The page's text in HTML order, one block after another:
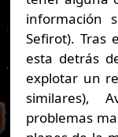
información
Sefirot). Tras
esta detrás
explotar un
similares),
problemas